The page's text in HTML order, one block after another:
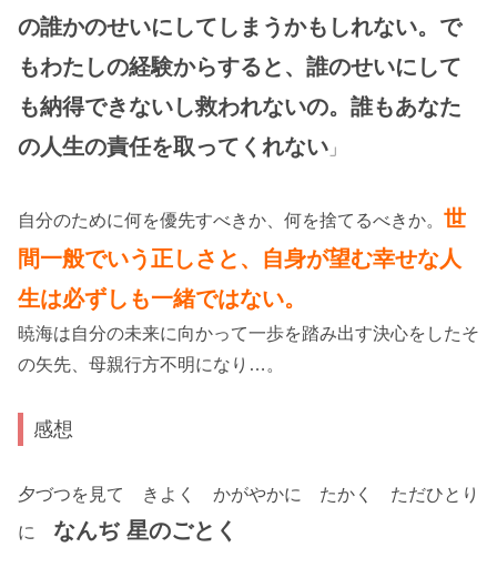
の誰かのせいにしてしまうかもしれない。で
もわたしの経験からすると、誰のせいにして
も納得できないし救われないの。誰もあなた
の人生の責任を取ってくれない 」
自分のために何を優先すべきか、何を捨てるべきか。 世
間一般でいう正しさと、自身が望む幸せな人
生は必ずしも一緒ではない。
暁海は自分の未来に向かって一歩を踏み出す決心をしたそ
の矢先、母親行方不明になり…。
感想
夕づつを見て きよく かがやかに たかく ただひとり
に なんぢ 星のごとく